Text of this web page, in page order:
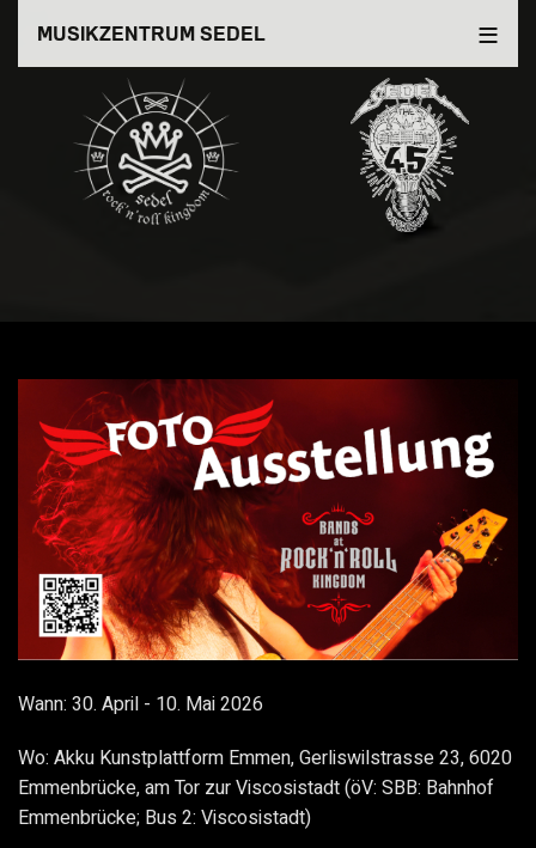
Inhalt
MUSIKZENTRUM SEDEL
Wann: 30. April - 10. Mai 2026
Wo: Akku Kunstplattform Emmen, Gerliswilstrasse 23, 6020
Emmenbrücke, am Tor zur Viscosistadt (öV: SBB: Bahnhof
Emmenbrücke; Bus 2: Viscosistadt)